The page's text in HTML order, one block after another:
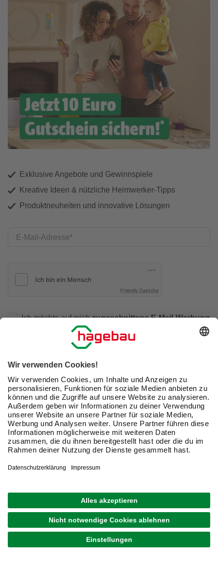
Exklusive Angebote und Gewinnspiele
Kreative Ideen & nützliche Heimwerker-Tipps
Produktneuheiten und innovative Lösungen
E-Mail-Adresse
Friendly Captcha
Ich möchte auf michzugeschnittene E-Mail-Werbung
(inklusive den Newsletter) von hagebau erhalten. Ich
Nutzung meiner personenbezogenen
Analyse meines E-Mail-Umgangs sowie die
Zusammenführung und Analyse meiner Kaufdaten,
Coupons und Kartenvorteile umfasst, einverstanden.
Mein Einverständnis kann ich jederzeit widerrufen.
Nach Bestätigung meines Einverständnisses erhalte
ich einen10 € Willkommensgutschein*.
Bitte beachte auch unsereDatenschutzhinweise.
Unsere Zahlungsarten